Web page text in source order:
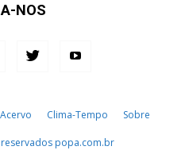
NOS
Acervo Clima-Tempo Sobre
popa.com.br